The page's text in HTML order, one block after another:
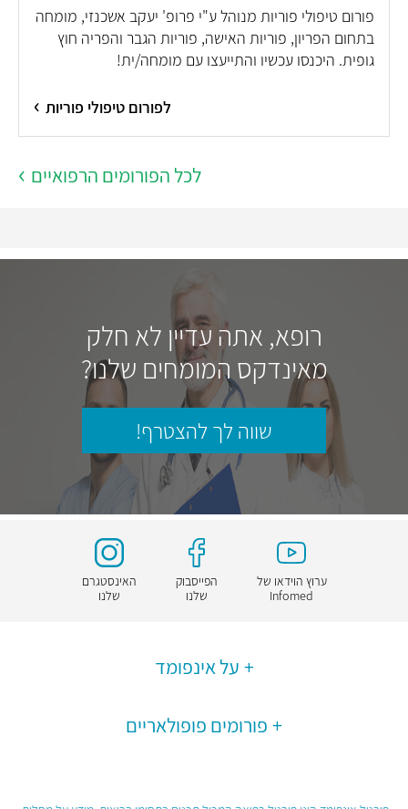
פורום טיפולי פוריות מנוהל ע"י פרופ' יעקב אשכנזי, מומחה
בתחום הפריון, פוריות האישה, פוריות הגבר והפריה חוץ
גופית. היכנסו עכשיו והתייעצו עם מומחה/ית!
לפורום טיפולי פוריות
לכל הפורומים הרפואיים
רופא, אתה עדיין לא חלק
מאינדקס המומחים שלנו?
שווה לך להצטרף!
ערוץ הוידאו של
Infomed
הפייסבוק
שלנו
האינסטגרם
שלנו
על אינפומד
פורומים פופולאריים